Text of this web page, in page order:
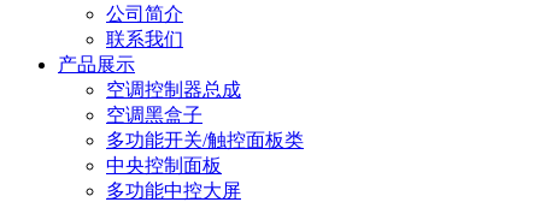
公司简介
联系我们
产品展示
空调控制器总成
空调黑盒子
多功能开关/触控面板类
中央控制面板
多功能中控大屏